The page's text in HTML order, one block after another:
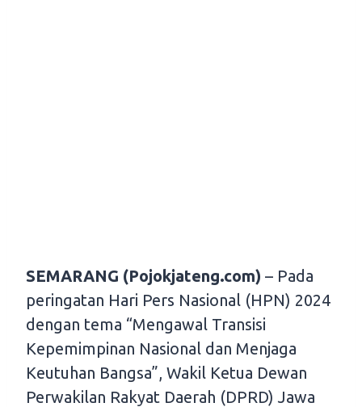
SEMARANG (Pojokjateng.com) – Pada
peringatan Hari Pers Nasional (HPN) 2024
dengan tema “Mengawal Transisi
Kepemimpinan Nasional dan Menjaga
Keutuhan Bangsa”, Wakil Ketua Dewan
Perwakilan Rakyat Daerah (DPRD) Jawa